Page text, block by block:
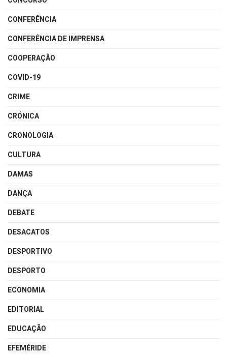
CONFERÊNCIA
CONFERÊNCIA DE IMPRENSA
COOPERAÇÃO
COVID-19
CRIME
CRÓNICA
CRONOLOGIA
CULTURA
DAMAS
DANÇA
DEBATE
DESACATOS
DESPORTIVO
DESPORTO
ECONOMIA
EDITORIAL
EDUCAÇÃO
EFEMÉRIDE